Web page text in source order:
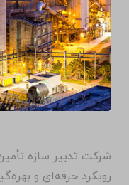
شرکت تدبیر سازه
رویکرد حرفه‌ای و